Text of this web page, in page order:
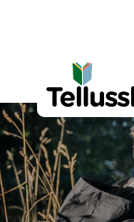
Hoppa till
Telluskolan